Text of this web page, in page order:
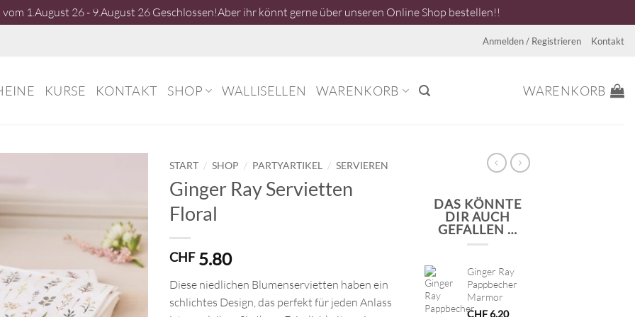
1.August 26 - 9.August 26 Geschlossen!Aber ihr könnt gerne über unseren Online Shop bestellen!!
Anmelden / Registrieren Kontakt
KURSE KONTAKT SHOP WALLISELLEN WARENKORB WARENKORB
START / SHOP / PARTYARTIKEL / SERVIEREN
Ginger Ray Servietten
Floral
CHF5.80
Diese niedlichen Blumenservietten haben ein
schlichtes Design, das perfekt für jeden Anlass
DAS KÖNNTE
DIR AUCH
GEFALLEN …
Ginger Ray
Pappbecher
Marmor
CHF6.20